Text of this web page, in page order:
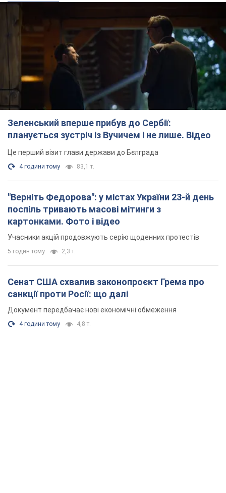
Зеленський вперше прибув до Сербії:
планується зустріч із Вучичем і не лише. Відео
Це перший візит глави держави до Бєлграда
4 години тому 83,1 т.
"Верніть Федорова": у містах України 23-й день
поспіль тривають масові мітинги з
картонками. Фото і відео
Учасники акцій продовжують серію щоденних протестів
5 годин тому 2,3 т.
Сенат США схвалив законопроєкт Грема про
санкції проти Росії: що далі
Документ передбачає нові економічні обмеження
4 години тому 4,8 т.